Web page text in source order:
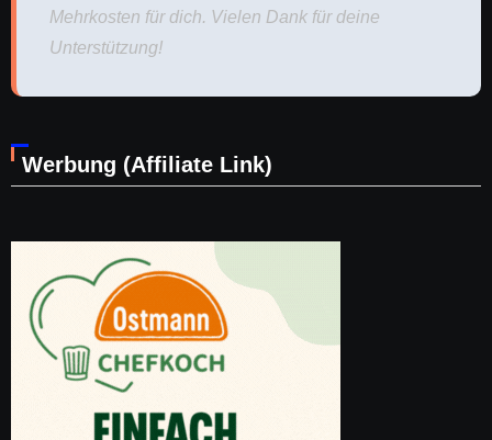
Mehrkosten für dich. Vielen Dank für deine
Unterstützung!
Werbung (Affiliate Link)